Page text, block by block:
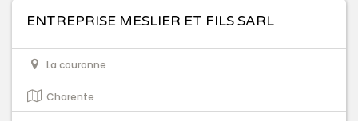
ENTREPRISE MESLIER ET FILS SARL
La couronne
Charente